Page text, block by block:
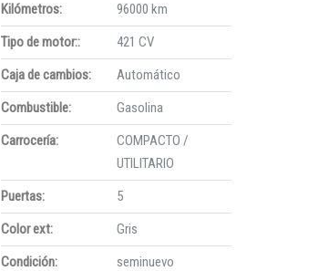
Kilómetros:
96000 km
Tipo de motor::
421 CV
Caja de cambios:
Automático
Combustible:
Gasolina
Carrocería:
COMPACTO /
UTILITARIO
Puertas:
5
Color ext:
Gris
Condición:
seminuevo